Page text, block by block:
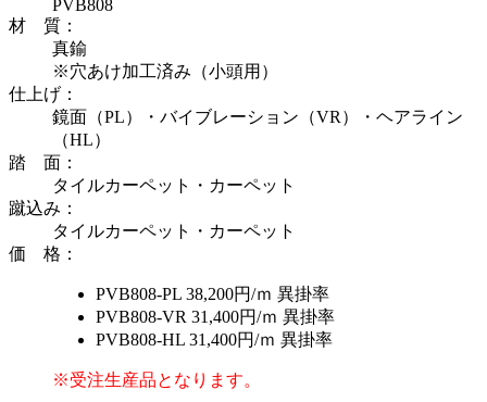
PVB808
材 質 ：
真鍮
※穴あけ加工済み（小頭用）
仕上げ ：
鏡面（PL）・バイブレーション（VR）・ヘアライン
（HL）
踏 面 ：
タイルカーペット・カーペット
蹴込み ：
タイルカーペット・カーペット
価 格 ：
PVB808-PL 38,200円/ｍ 異掛率
PVB808-VR 31,400円/ｍ 異掛率
PVB808-HL 31,400円/ｍ 異掛率
※受注生産品となります。